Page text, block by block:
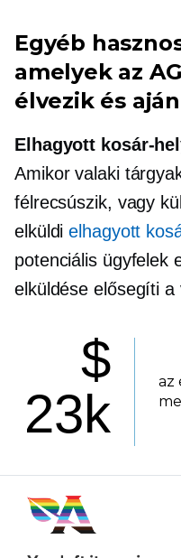
Egyéb
amelyek az
élvezik és
Elhagyott kosár-
Amikor valaki
félrecsúszik, vagy
elküldi elhagyott
potenciális ügyfelek
elküldése elősegíti a
$
23k
az